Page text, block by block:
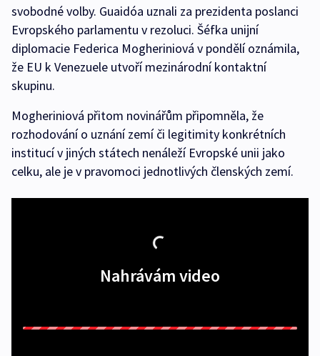
svobodné volby. Guaidóa uznali za prezidenta poslanci
Evropského parlamentu v rezoluci. Šéfka unijní
diplomacie Federica Mogheriniová v pondělí oznámila,
že EU k Venezuele utvoří mezinárodní kontaktní
skupinu.
Mogheriniová přitom novinářům připomněla, že
rozhodování o uznání zemí či legitimity konkrétních
institucí v jiných státech nenáleží Evropské unii jako
celku, ale je v pravomoci jednotlivých členských zemí.
Nahrávám video